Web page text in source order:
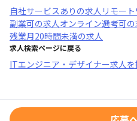
自社サービスあり の求人 リモー
副業可の求人オンライン選考可
残業月20時間未満の求人
求人検索ページに戻る
ITエンジニア・デザイナー求人を